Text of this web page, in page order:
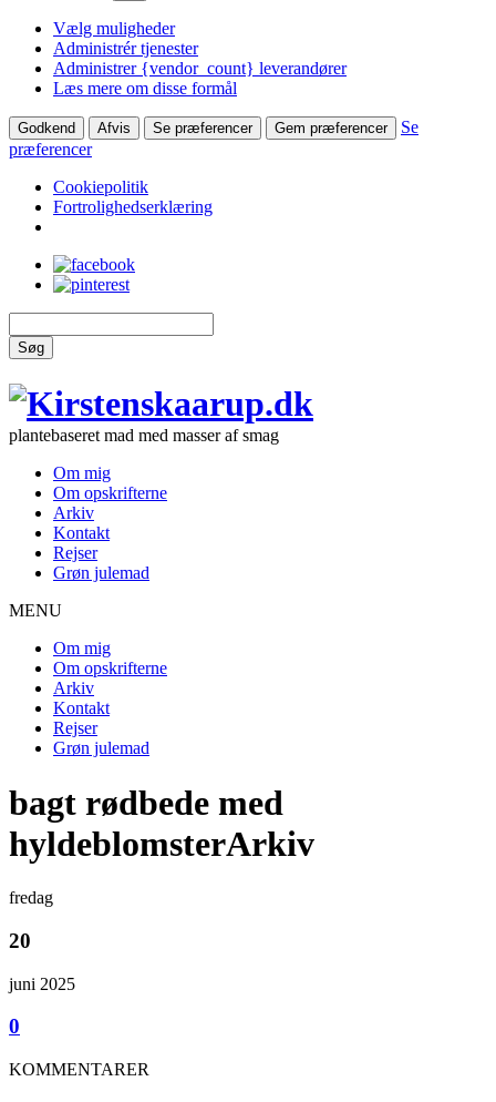
Vælg muligheder
Administrér tjenester
Administrer {vendor_count} leverandører
Læs mere om disse formål
Godkend Afvis Se præferencer Gem præferencer
Se
præferencer
Cookiepolitik
Fortrolighedserklæring
Søg
plantebaseret mad med masser af smag
Om mig
Om opskrifterne
Arkiv
Kontakt
Rejser
Grøn julemad
MENU
Om mig
Om opskrifterne
Arkiv
Kontakt
Rejser
Grøn julemad
bagt rødbede med
hyldeblomsterArkiv
fredag
20
juni 2025
0
KOMMENTARER